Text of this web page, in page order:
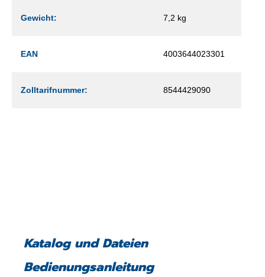
Gewicht: 7,2 kg
EAN 4003644023301
Zolltarifnummer: 8544429090
Katalog und Dateien
Bedienungsanleitung